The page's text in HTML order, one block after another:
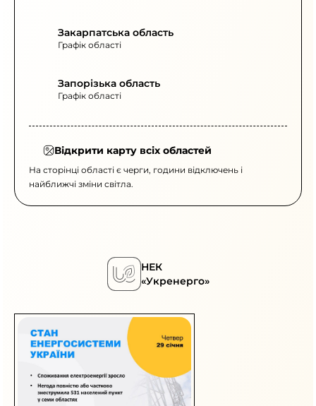
Закарпатська область
Графік області
Запорізька область
Графік області
Відкрити карту всіх областей
На сторінці області є черги, години відключень і
найближчі зміни світла.
НЕК
«Укренерго»